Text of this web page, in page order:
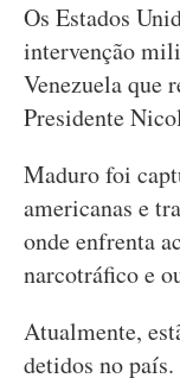
Os Estados
intervenção
Venezuela que
Presidente
Maduro foi
americanas e
onde enfrenta
narcotráfico e
Atualmente,
detidos no país.